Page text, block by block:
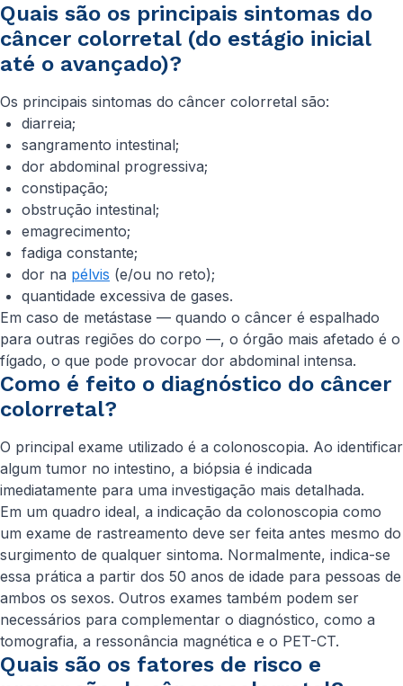
Quais são os principais sintomas do
câncer colorretal (do estágio inicial
até o avançado)?
Os principais sintomas do câncer colorretal são:
diarreia;
sangramento intestinal;
dor abdominal progressiva;
constipação;
obstrução intestinal;
emagrecimento;
fadiga constante;
dor na pélvis (e/ou no reto);
quantidade excessiva de gases.
Em caso de metástase — quando o câncer é espalhado
para outras regiões do corpo —, o órgão mais afetado é o
fígado, o que pode provocar dor abdominal intensa.
Como é feito o diagnóstico do câncer
colorretal?
O principal exame utilizado é a colonoscopia. Ao identificar
algum tumor no intestino, a biópsia é indicada
imediatamente para uma investigação mais detalhada.
Em um quadro ideal, a indicação da colonoscopia como
um exame de rastreamento deve ser feita antes mesmo do
surgimento de qualquer sintoma. Normalmente, indica-se
essa prática a partir dos 50 anos de idade para pessoas de
ambos os sexos. Outros exames também podem ser
necessários para complementar o diagnóstico, como a
tomografia, a ressonância magnética e o PET-CT.
Quais são os fatores de risco e